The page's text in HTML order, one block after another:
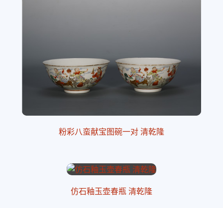
粉彩八蛮献宝图碗一对 清乾隆
仿石釉玉壶春瓶 清乾隆